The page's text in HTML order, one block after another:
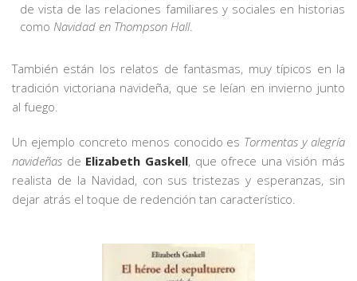
de vista de las relaciones familiares y sociales en historias
como Navidad en Thompson Hall.
También están los relatos de fantasmas, muy típicos en la
tradición victoriana navideña, que se leían en invierno junto
al fuego.
Un ejemplo concreto menos conocido es Tormentas y alegría
navideñas de Elizabeth Gaskell, que ofrece una visión más
realista de la Navidad, con sus tristezas y esperanzas, sin
dejar atrás el toque de redención tan característico.